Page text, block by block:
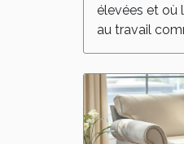
élevées et où
au travail